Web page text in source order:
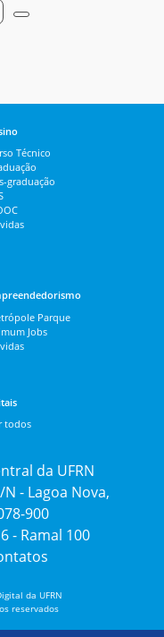
Técnico
graduação
Parque
Jobs
todos
da UFRN
- Lagoa Nova,
900
- Ramal 100
da UFRN
reservados